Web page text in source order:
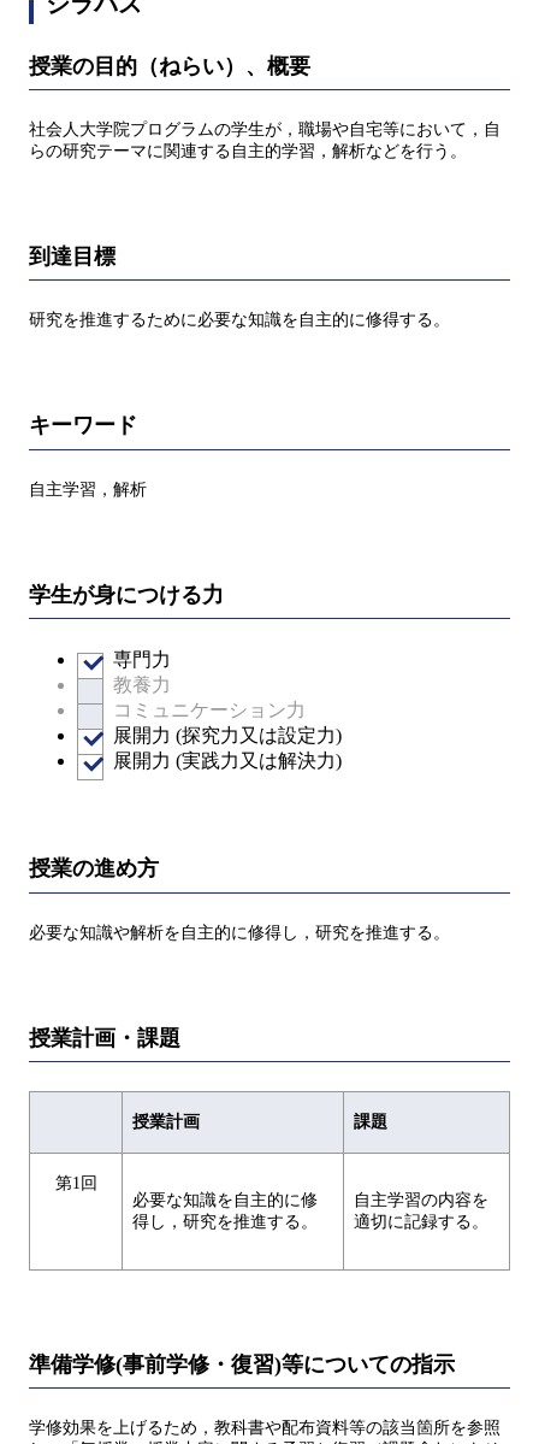
授業の目的（ねらい）、概要
社会人大学院プログラムの学生が，職場や自宅等において，自
らの研究テーマに関連する自主的学習，解析などを行う。
到達目標
研究を推進するために必要な知識を自主的に修得する。
キーワード
自主学習，解析
学生が身につける力
専門力
教養力
コミュニケーション力
展開力 (探究力又は設定力)
展開力 (実践力又は解決力)
授業の進め方
必要な知識や解析を自主的に修得し，研究を推進する。
授業計画・課題
授業計画 課題
第1回
必要な知識を自主的に修
得し，研究を推進する。
自主学習の内容を
適切に記録する。
準備学修(事前学修・復習)等についての指示
学修効果を上げるため，教科書や配布資料等の該当箇所を参照